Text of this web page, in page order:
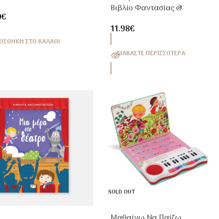
€
ΣΤΟ ΚΑΛΆΘΙ
Βιβλίο Φαντασίας &
11.98€
ΔΙΑΒΆΣΤΕ ΠΕΡΙΣΣΌΤΕΡΑ
SOLD OUT